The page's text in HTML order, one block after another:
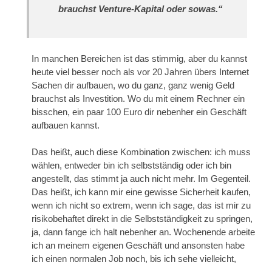
brauchst Venture-Kapital oder sowas.“
In manchen Bereichen ist das stimmig, aber du kannst
heute viel besser noch als vor 20 Jahren übers Internet
Sachen dir aufbauen, wo du ganz, ganz wenig Geld
brauchst als Investition. Wo du mit einem Rechner ein
bisschen, ein paar 100 Euro dir nebenher ein Geschäft
aufbauen kannst.
Das heißt, auch diese Kombination zwischen: ich muss
wählen, entweder bin ich selbstständig oder ich bin
angestellt, das stimmt ja auch nicht mehr. Im Gegenteil.
Das heißt, ich kann mir eine gewisse Sicherheit kaufen,
wenn ich nicht so extrem, wenn ich sage, das ist mir zu
risikobehaftet direkt in die Selbstständigkeit zu springen,
ja, dann fange ich halt nebenher an. Wochenende arbeite
ich an meinem eigenen Geschäft und ansonsten habe
ich einen normalen Job noch, bis ich sehe vielleicht,